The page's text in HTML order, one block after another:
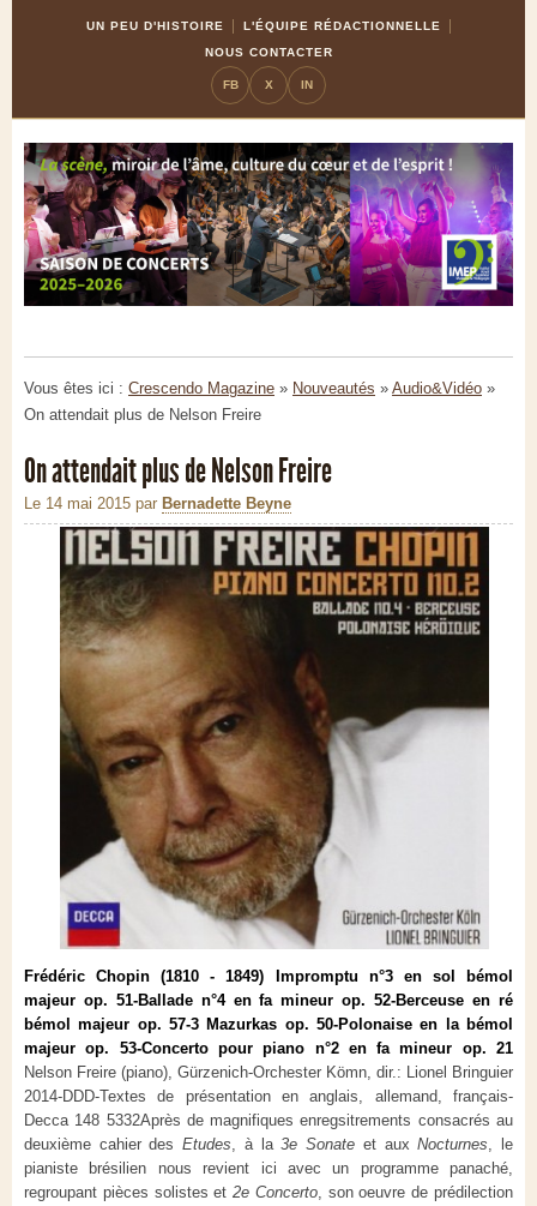
UN PEU D'HISTOIRE
L'ÉQUIPE RÉDACTIONNELLE
NOUS CONTACTER
FB X IN
Vous êtes ici : Crescendo Magazine » Nouveautés » Audio&Vidéo »
On attendait plus de Nelson Freire
On attendait plus de Nelson Freire
Le 14 mai 2015 par Bernadette Beyne
Frédéric Chopin (1810 - 1849)
Impromptu n°3 en sol bémol
majeur op. 51-Ballade n°4 en fa mineur op. 52-Berceuse en ré
bémol majeur op. 57-3 Mazurkas op. 50-Polonaise en la bémol
majeur op. 53-Concerto pour piano n°2 en fa mineur op. 21
Nelson Freire (piano), Gürzenich-Orchester Kömn, dir.: Lionel Bringuier
2014-DDD-Textes de présentation en anglais, allemand, français-
Decca 148 5332Après de magnifiques enregsitrements consacrés au
deuxième cahier desEtudes, à la3e Sonate et auxNocturnes, le
pianiste brésilien nous revient ici avec un programme panaché,
regroupant pièces solistes et2e Concerto, son oeuvre de prédilection